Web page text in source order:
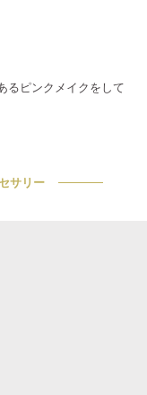
るピンクメイクをして
サリー